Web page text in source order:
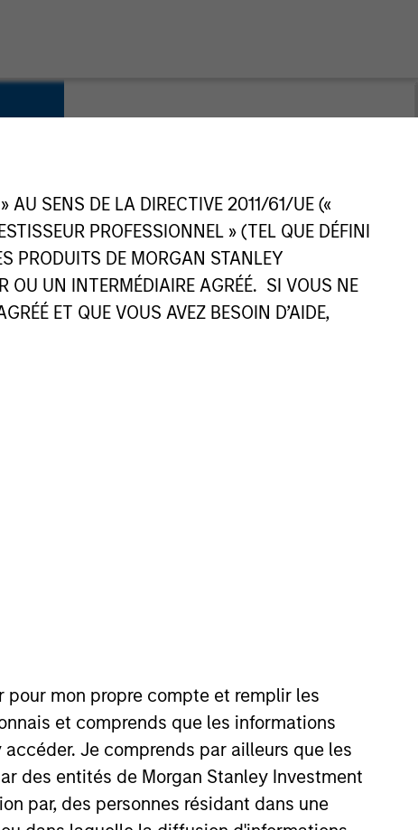
AU SENS DE LA DIRECTIVE 2011/61/UE («
PROFESSIONNEL » (TEL QUE DÉFINI
PRODUITS DE MORGAN STANLEY
OU UN INTERMÉDIAIRE AGRÉÉ. SI VOUS NE
ET QUE VOUS AVEZ BESOIN D’AIDE,
mon propre compte et remplir les
et comprends que les informations
Je comprends par ailleurs que les
des entités de Morgan Stanley Investment
par, des personnes résidant dans une
that the investment mentioned
The trademarks and service marks
sponsored, or otherwise approved by
are providing these hyperlinks to you
investigation, verification or